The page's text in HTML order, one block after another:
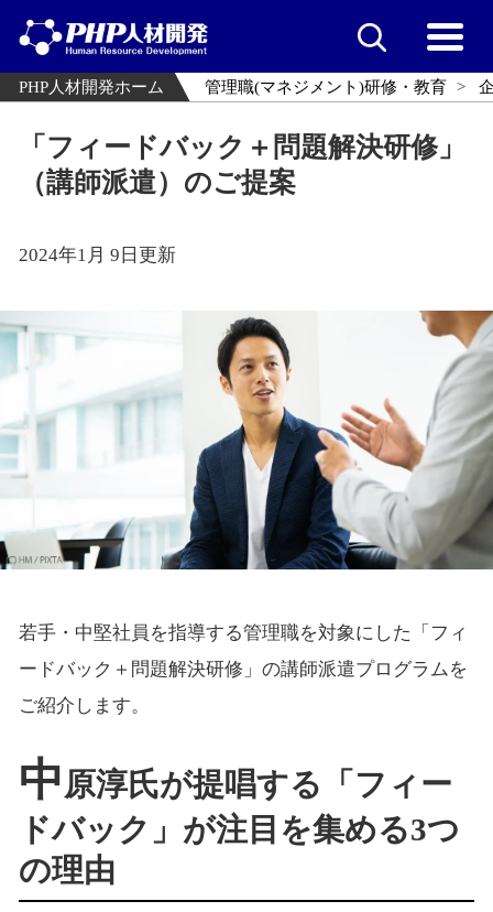
PHP人材開発ホーム 管理職(マネジメント)研修・教育
「フィードバック＋問題解決研修」
（講師派遣）のご提案
2024年1月 9日更新
若手・中堅社員を指導する管理職を対象にした「フィ
ードバック＋問題解決研修」の講師派遣プログラムを
ご紹介します。
中原淳氏が提唱する「フィー
ドバック」が注目を集める3つ
の理由